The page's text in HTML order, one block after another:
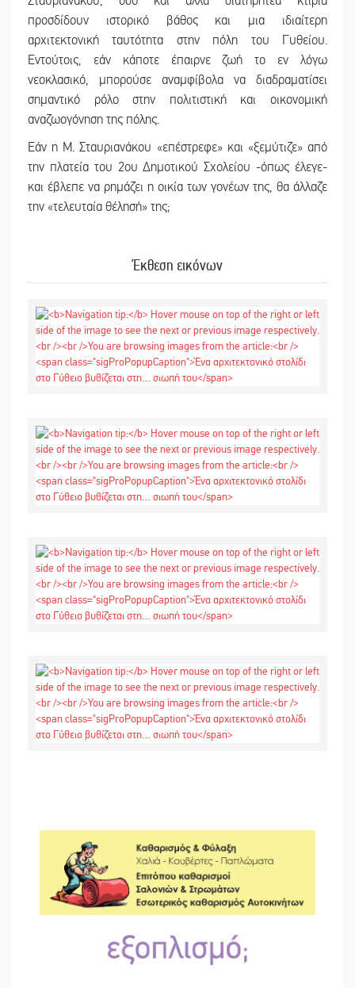
προσδίδουν ιστορικό βάθος και μια ιδιαίτερη
αρχιτεκτονική ταυτότητα στην πόλη του Γυθείου.
Εντούτοις, εάν κάποτε έπαιρνε ζωή το εν λόγω
νεοκλασικό, μπορούσε αναμφίβολα να διαδραματίσει
σημαντικό ρόλο στην πολιτιστική και οικονομική
αναζωογόνηση της πόλης.
Εάν η Μ. Σταυριανάκου «επέστρεφε» και «ξεμύτιζε» από
την πλατεία του 2ου Δημοτικού Σχολείου -όπως έλεγε-
και έβλεπε να ρημάζει η οικία των γονέων της, θα άλλαζε
την «τελευταία θέλησή» της;
Έκθεση εικόνων